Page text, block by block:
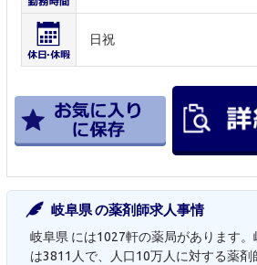
日祝
岐阜県 の薬剤師求人事情
岐阜県 には1027軒の薬局があります
は3811人で、人口10万人に対する薬